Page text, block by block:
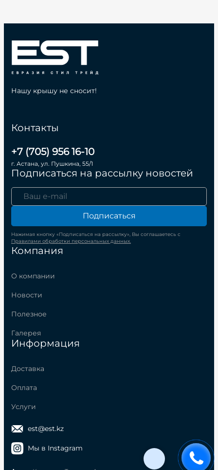
Компания
О компании
Новости
Полезное
Галерея
Информация
Доставка
Оплата
Услуги
Контакты
+7 (705) 956 16-10
г. Астана, ул. Пушкина, 55/1
Подписаться на рассылку новостей
Подписаться
Нажимая кнопку «Подписаться на рассылку», Вы соглашаетесь с
Правилами обработки персональных данных.
Нашу крышу не сносит!
est@est.kz
Мы в Instagram